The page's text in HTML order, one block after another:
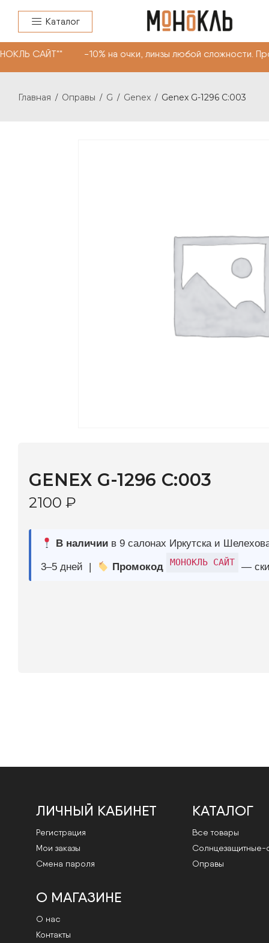
Каталог
САЙТ"" -10% на очки, линзы любой
Главная / Оправы / G / Genex / Genex G-1296 C:003
3–5 дней | Промокод — скидка 10%
ЛИЧНЫЙ КАБИНЕТ
Регистрация
Мои заказы
Смена пароля
КАТАЛОГ
Все товары
Cолнцезащитные-
Оправы
О МАГАЗИНЕ
О нас
Контакты